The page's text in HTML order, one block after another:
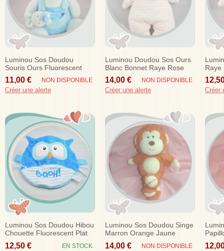
Luminou Sos Doudou
Souris Ours Fluorescent
Salopette Bleu
11,00 € NON DISPONIBLE
Créer une alerte
Luminou Doudou Sos Ours
Blanc Bonnet Raye Rose
Echarpe Jemini
14,00 € NON DISPONIBLE
Créer une alerte
Raye
Créer
Luminou Sos Doudou Hibou
Chouette Fluorescent Plat
Bleu Booh
12,50 € EN STOCK
Luminou Sos Doudou Singe
Marron Orange Jaune
Brode 25 Cm
14,00 € NON DISPONIBLE
Rose